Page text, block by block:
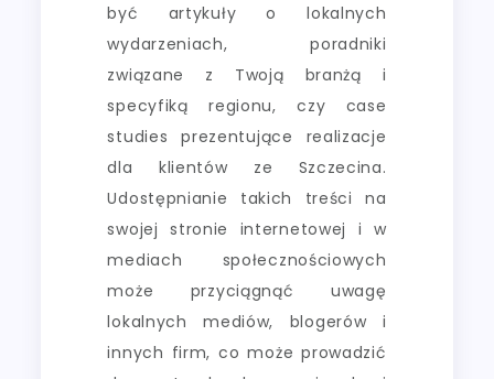
być artykuły o lokalnych
wydarzeniach, poradniki
związane z Twoją branżą i
specyfiką regionu, czy case
studies prezentujące realizacje
dla klientów ze Szczecina.
Udostępnianie takich treści na
swojej stronie internetowej i w
mediach społecznościowych
może przyciągnąć uwagę
lokalnych mediów, blogerów i
innych firm, co może prowadzić